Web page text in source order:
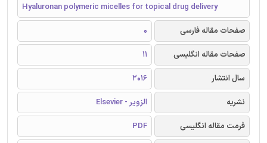
Hyaluronan polymeric micelles for topical drug delivery
صفحات مقاله فارسی
0
صفحات مقاله انگلیسی
11
سال انتشار
2016
نشریه
الزویر - Elsevier
فرمت مقاله انگلیسی
PDF